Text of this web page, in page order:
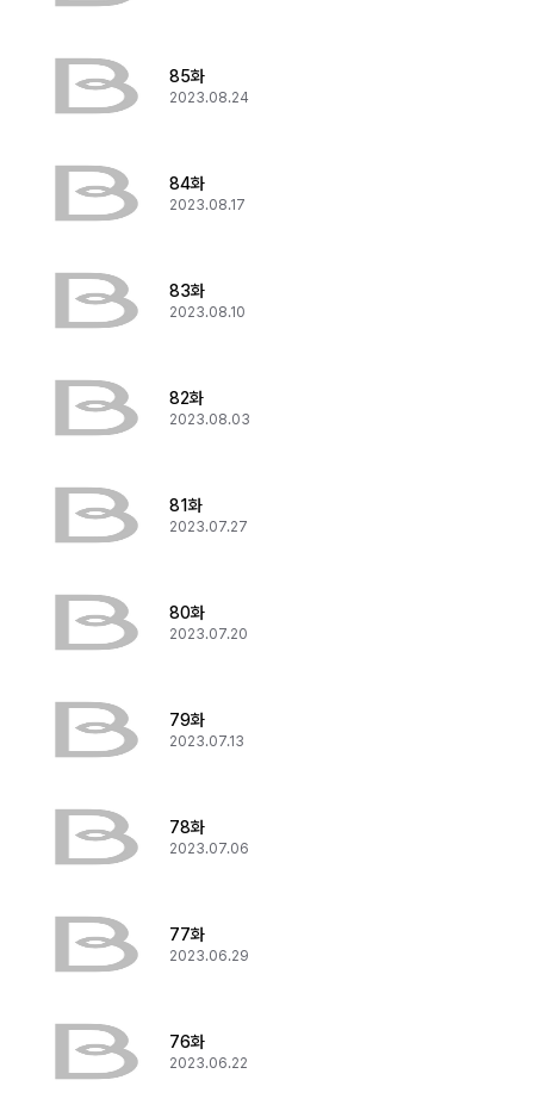
85화
2023.08.24
84화
2023.08.17
83화
2023.08.10
82화
2023.08.03
81화
2023.07.27
80화
2023.07.20
79화
2023.07.13
78화
2023.07.06
77화
2023.06.29
76화
2023.06.22